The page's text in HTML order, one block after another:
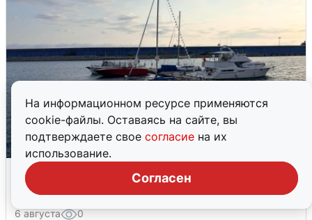
На информационном ресурсе применяются
cookie-файлы. Оставаясь на сайте, вы
подтверждаете свое согласие на их
использование.
Согласен
В Сочи сняли угрозу атаки БПЛА,
аэропорт закрыт
6 августа 0